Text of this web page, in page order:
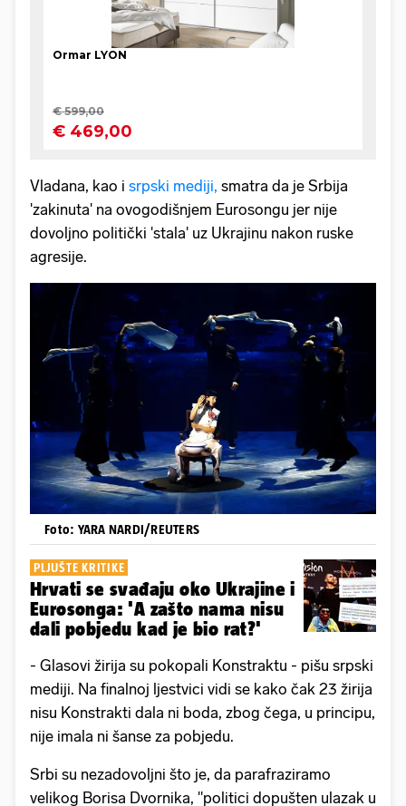
Vladana, kao i srpski mediji, smatra da je Srbija
'zakinuta' na ovogodišnjem Eurosongu jer nije
dovoljno politički 'stala' uz Ukrajinu nakon ruske
agresije.
Foto: YARA NARDI/REUTERS
PLJUŠTE KRITIKE
Hrvati se svađaju oko Ukrajine i
Eurosonga: 'A zašto nama nisu
dali pobjedu kad je bio rat?'
- Glasovi žirija su pokopali Konstraktu - pišu srpski
mediji. Na finalnoj ljestvici vidi se kako čak 23 žirija
nisu Konstrakti dala ni boda, zbog čega, u principu,
nije imala ni šanse za pobjedu.
Srbi su nezadovoljni što je, da parafraziramo
velikog Borisa Dvornika, "politici dopušten ulazak u